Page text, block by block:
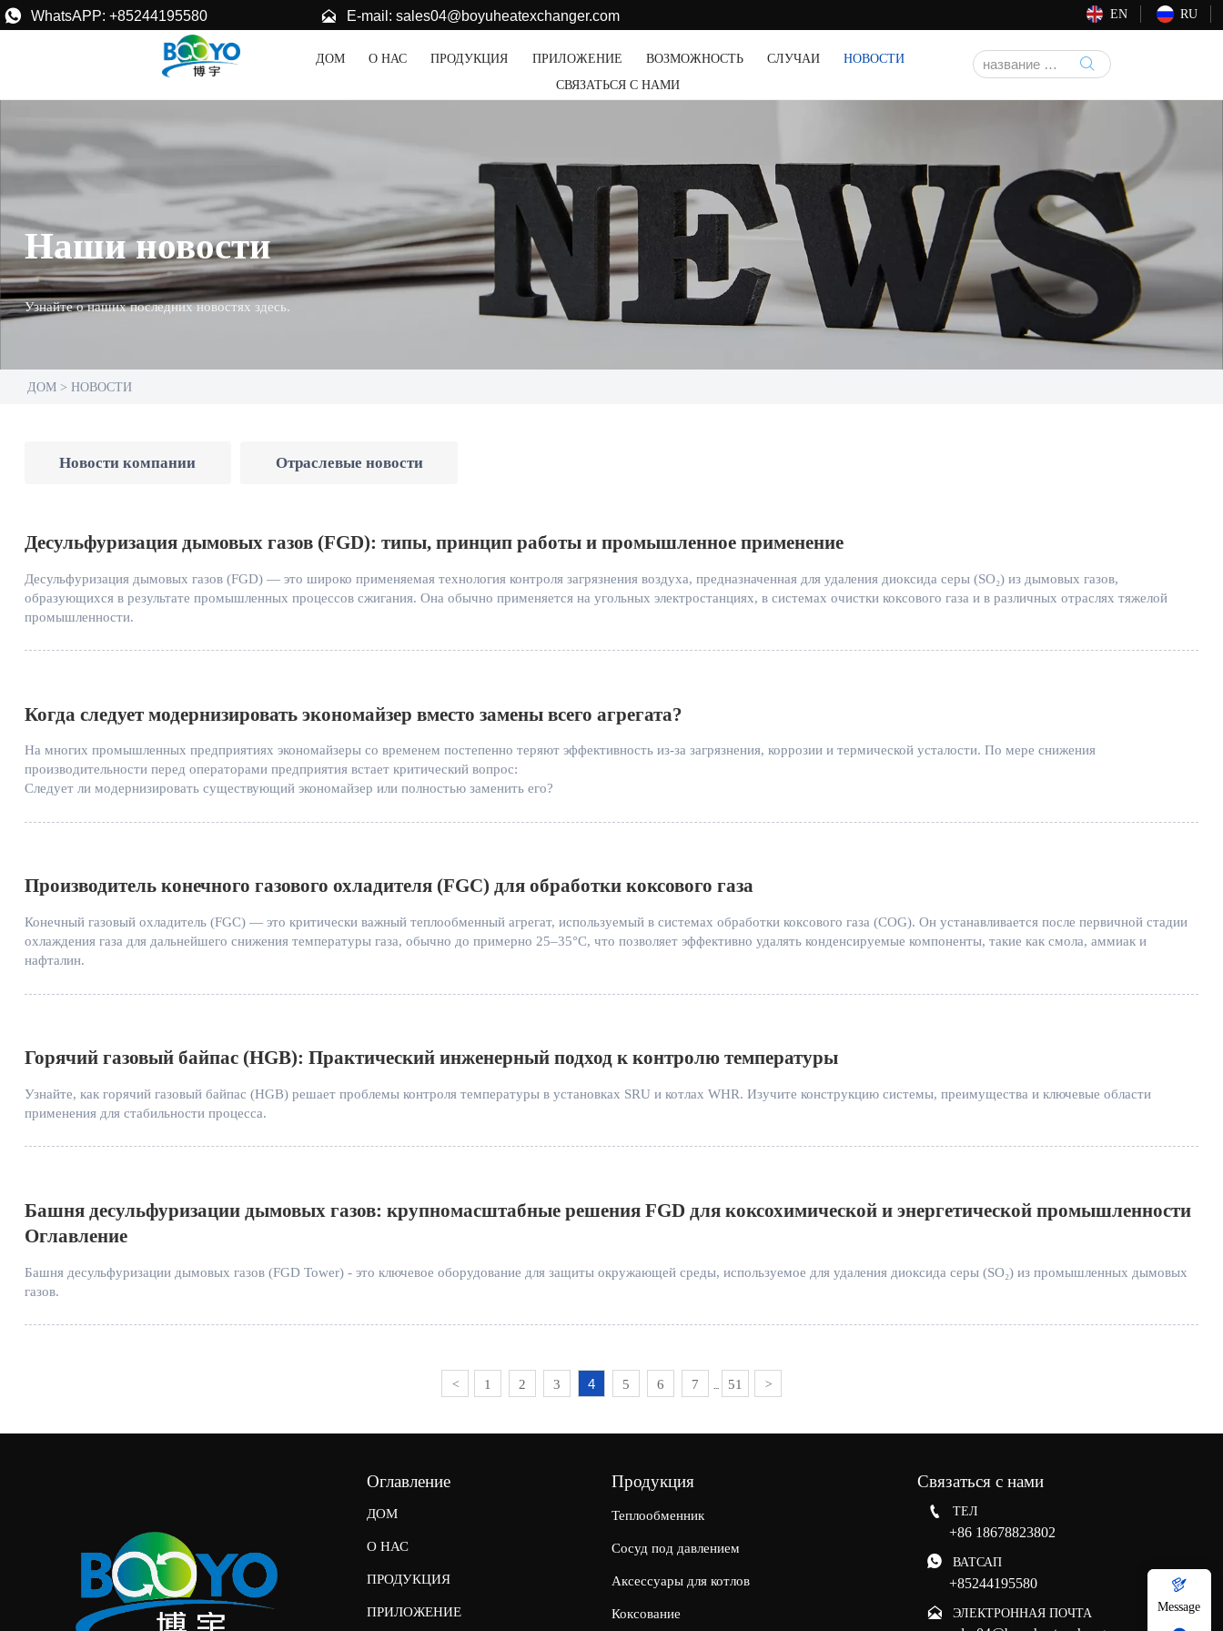
 WhatsAPP: +85244195580  E-mail: sales04@boyuheatexchanger.com EN RU
ДОМ О НАС ПРОДУКЦИЯ ПРИЛОЖЕНИЕ ВОЗМОЖНОСТЬ СЛУЧАИ
НОВОСТИ
СВЯЗАТЬСЯ С НАМИ

Наши новости
Узнайте о наших последних новостях здесь.
ДОМ > НОВОСТИ
Новости компании Отраслевые новости
Десульфуризация дымовых газов (FGD): типы, принцип работы и промышленное применение
Десульфуризация дымовых газов (FGD) — это широко применяемая технология контроля загрязнения воздуха, предназначенная для удаления диоксида серы (SO₂) из дымовых газов,
образующихся в результате промышленных процессов сжигания. Она обычно применяется на угольных электростанциях, в системах очистки коксового газа и в различных отраслях тяжелой
промышленности.
Когда следует модернизировать экономайзер вместо замены всего агрегата?
На многих промышленных предприятиях экономайзеры со временем постепенно теряют эффективность из-за загрязнения, коррозии и термической усталости. По мере снижения
производительности перед операторами предприятия встает критический вопрос:
Следует ли модернизировать существующий экономайзер или полностью заменить его?
Производитель конечного газового охладителя (FGC) для обработки коксового газа
Конечный газовый охладитель (FGC) — это критически важный теплообменный агрегат, используемый в системах обработки коксового газа (COG). Он устанавливается после первичной стадии
охлаждения газа для дальнейшего снижения температуры газа, обычно до примерно 25–35°C, что позволяет эффективно удалять конденсируемые компоненты, такие как смола, аммиак и
нафталин.
Горячий газовый байпас (HGB): Практический инженерный подход к контролю температуры
Узнайте, как горячий газовый байпас (HGB) решает проблемы контроля температуры в установках SRU и котлах WHR. Изучите конструкцию системы, преимущества и ключевые области
применения для стабильности процесса.
Башня десульфуризации дымовых газов: крупномасштабные решения FGD для коксохимической и энергетической промышленности
Оглавление
Башня десульфуризации дымовых газов (FGD Tower) - это ключевое оборудование для защиты окружающей среды, используемое для удаления диоксида серы (SO₂) из промышленных дымовых
газов.
< 1 2 3 4 5 6 7 51 >
Оглавление
ДОМ
О НАС
ПРОДУКЦИЯ
ПРИЛОЖЕНИЕ
Продукция
Теплообменник
Сосуд под давлением
Аксессуары для котлов
Коксование
Связаться с нами
 ТЕЛ
+86 18678823802
 ВАТСАП
+85244195580
 ЭЛЕКТРОННАЯ ПОЧТА

Message